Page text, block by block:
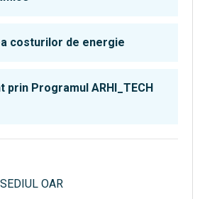
costurilor de energie
prin Programul ARHI_TECH
OAR